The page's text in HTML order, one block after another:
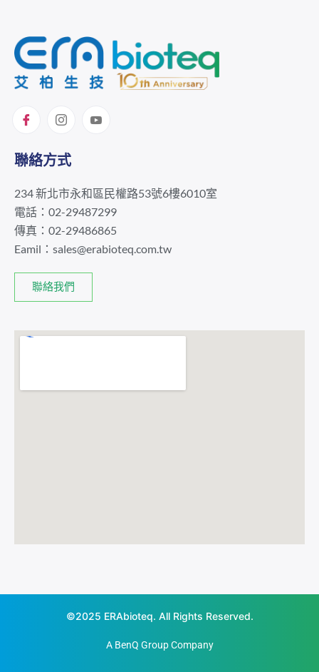
聯絡方式
234 新北市永和區民權路53號6樓6010室
電話：02-29487299
傳真：02-29486865
Eamil： sales@erabioteq.com.tw
聯絡我們
©2025 ERAbioteq. All Rights Reserved.
A BenQ Group Company